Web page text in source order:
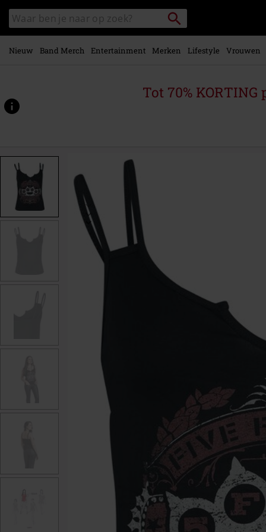
naar
hoofdinhoud
Zoek
in
catalogus
Packstation
zoeken
Nieuw Band Merch Entertainment Merken Lifestyle Vrouwen
Tot 70% KORTING
www.large.be/p/5fdp/567119.html